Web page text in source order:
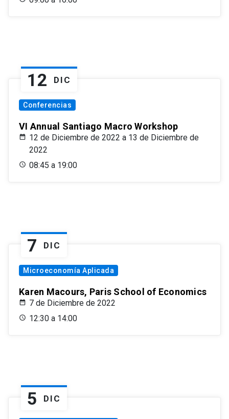
12 DIC
Conferencias
VI Annual Santiago Macro Workshop
12 de Diciembre de 2022 a 13 de Diciembre de
2022
08:45 a 19:00
7 DIC
Microeconomía Aplicada
Karen Macours, Paris School of Economics
7 de Diciembre de 2022
12:30 a 14:00
5 DIC